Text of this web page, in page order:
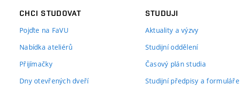
CHCI STUDOVAT
Pojďte na FaVU
Nabídka ateliérů
Přijímačky
Dny otevřených dveří
STUDUJI
Aktuality a výzvy
Studijní oddělení
Časový plán studia
Studijní předpisy a formuláře